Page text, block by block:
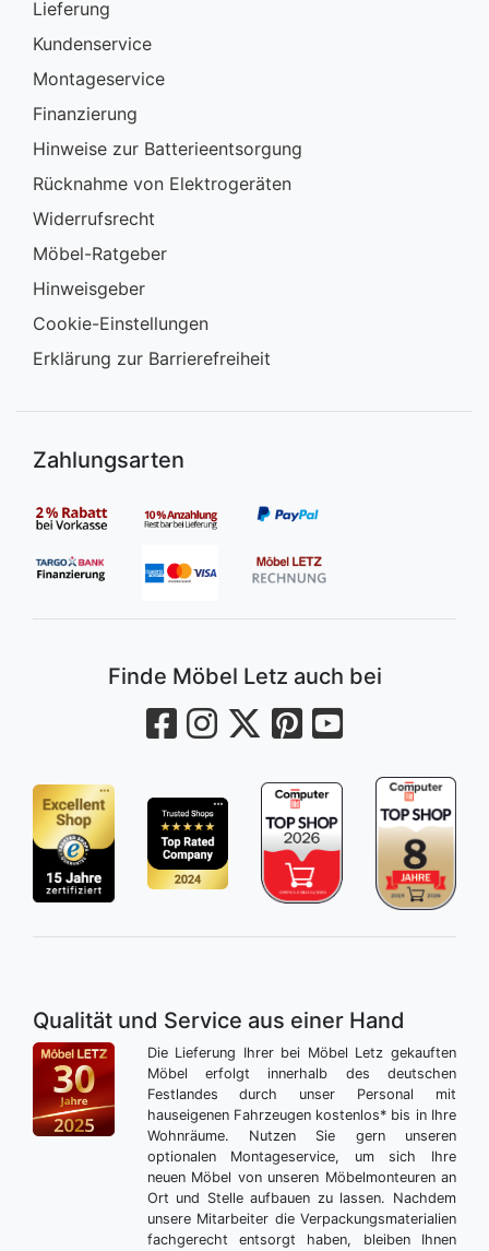
Lieferung
Kundenservice
Montageservice
Finanzierung
Hinweise zur Batterieentsorgung
Rücknahme von Elektrogeräten
Widerrufsrecht
Möbel-Ratgeber
Hinweisgeber
Cookie-Einstellungen
Erklärung zur Barrierefreiheit
Zahlungsarten
Finde Möbel Letz auch bei
Qualität und Service aus einer Hand
Die Lieferung Ihrer bei Möbel Letz gekauften
Möbel erfolgt innerhalb des deutschen
Festlandes durch unser Personal mit
hauseigenen Fahrzeugen kostenlos* bis in Ihre
Wohnräume. Nutzen Sie gern unseren
optionalen Montageservice, um sich Ihre
neuen Möbel von unseren Möbelmonteuren an
Ort und Stelle aufbauen zu lassen. Nachdem
unsere Mitarbeiter die Verpackungsmaterialien
fachgerecht entsorgt haben, bleiben Ihnen